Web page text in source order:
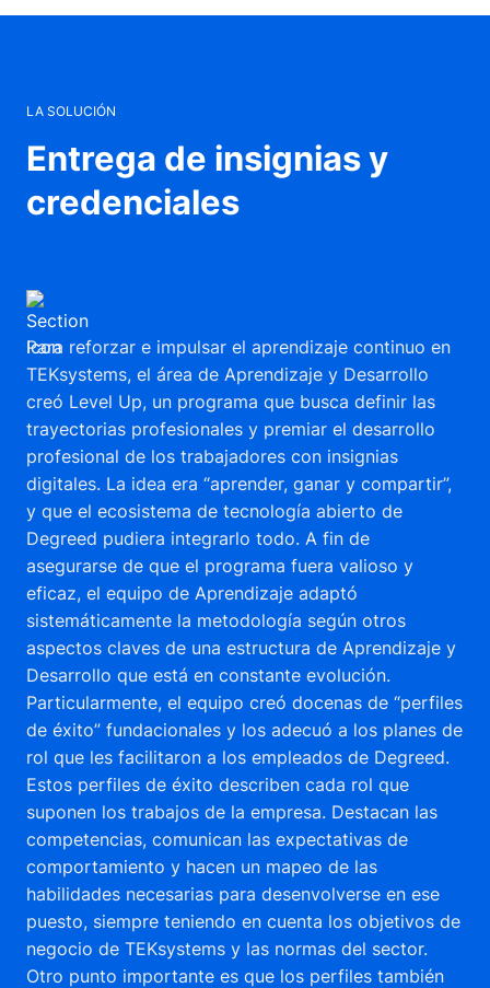
LA SOLUCIÓN
Entrega de insignias y
credenciales
Para reforzar e impulsar el aprendizaje continuo en
TEKsystems, el área de Aprendizaje y Desarrollo
creó Level Up, un programa que busca definir las
trayectorias profesionales y premiar el desarrollo
profesional de los trabajadores con insignias
digitales. La idea era “aprender, ganar y compartir”,
y que el ecosistema de tecnología abierto de
Degreed pudiera integrarlo todo. A fin de
asegurarse de que el programa fuera valioso y
eficaz, el equipo de Aprendizaje adaptó
sistemáticamente la metodología según otros
aspectos claves de una estructura de Aprendizaje y
Desarrollo que está en constante evolución.
Particularmente, el equipo creó docenas de “perfiles
de éxito” fundacionales y los adecuó a los planes de
rol que les facilitaron a los empleados de Degreed.
Estos perfiles de éxito describen cada rol que
suponen los trabajos de la empresa. Destacan las
competencias, comunican las expectativas de
comportamiento y hacen un mapeo de las
habilidades necesarias para desenvolverse en ese
puesto, siempre teniendo en cuenta los objetivos de
negocio de TEKsystems y las normas del sector.
Otro punto importante es que los perfiles también